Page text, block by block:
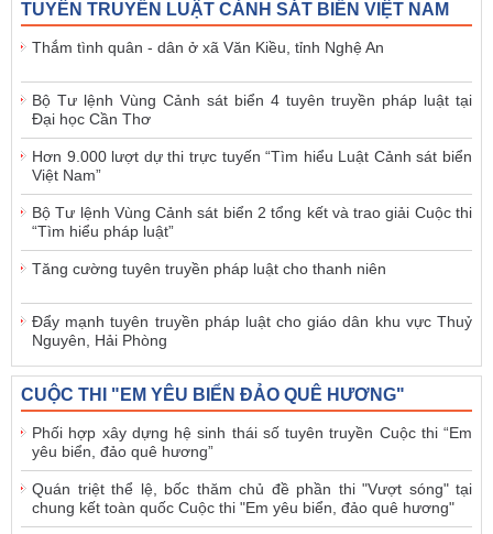
TUYÊN TRUYỀN LUẬT CẢNH SÁT BIỂN VIỆT NAM
Thắm tình quân - dân ở xã Văn Kiều, tỉnh Nghệ An
Bộ Tư lệnh Vùng Cảnh sát biển 4 tuyên truyền pháp luật tại
Đại học Cần Thơ
Hơn 9.000 lượt dự thi trực tuyến “Tìm hiểu Luật Cảnh sát biển
Việt Nam”
Bộ Tư lệnh Vùng Cảnh sát biển 2 tổng kết và trao giải Cuộc thi
“Tìm hiểu pháp luật”
Tăng cường tuyên truyền pháp luật cho thanh niên
Đẩy mạnh tuyên truyền pháp luật cho giáo dân khu vực Thuỷ
Nguyên, Hải Phòng
CUỘC THI "EM YÊU BIỂN ĐẢO QUÊ HƯƠNG"
Phối hợp xây dựng hệ sinh thái số tuyên truyền Cuộc thi “Em
yêu biển, đảo quê hương”
Quán triệt thể lệ, bốc thăm chủ đề phần thi "Vượt sóng" tại
chung kết toàn quốc Cuộc thi "Em yêu biển, đảo quê hương"